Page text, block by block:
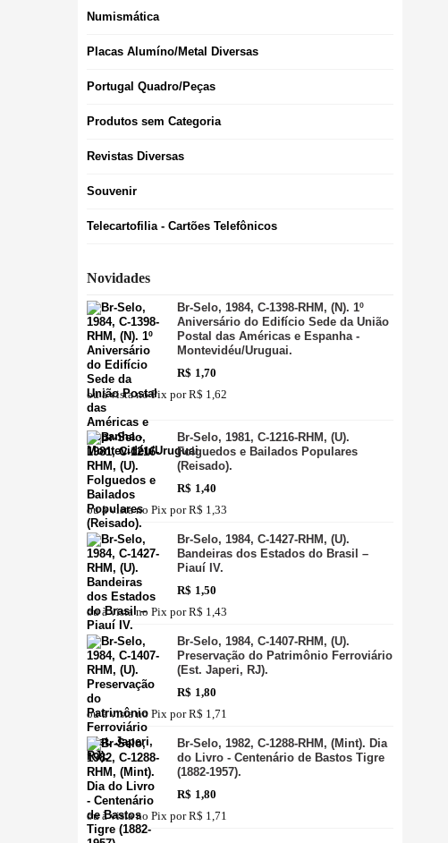
Numismática
Placas Alumíno/Metal Diversas
Portugal Quadro/Peças
Produtos sem Categoria
Revistas Diversas
Souvenir
Telecartofilia - Cartões Telefônicos
Novidades
Br-Selo, 1984, C-1398-RHM, (N). 1º
Aniversário do Edifício Sede da União
Postal das Américas e Espanha -
Montevidéu/Uruguai.
R$ 1,70
ou à vista no Pix porR$ 1,62
Br-Selo, 1981, C-1216-RHM, (U).
Folguedos e Bailados Populares
(Reisado).
R$ 1,40
ou à vista no Pix porR$ 1,33
Br-Selo, 1984, C-1427-RHM, (U).
Bandeiras dos Estados do Brasil –
Piauí IV.
R$ 1,50
ou à vista no Pix porR$ 1,43
Br-Selo, 1984, C-1407-RHM, (U).
Preservação do Patrimônio Ferroviário
(Est. Japeri, RJ).
R$ 1,80
ou à vista no Pix porR$ 1,71
Br-Selo, 1982, C-1288-RHM, (Mint). Dia
do Livro - Centenário de Bastos Tigre
(1882-1957).
R$ 1,80
ou à vista no Pix porR$ 1,71